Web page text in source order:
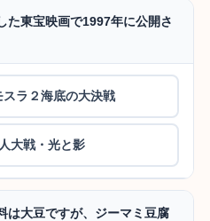
た東宝映画で1997年に公開さ
ラ２海底の大決戦
大戦・光と影
は大豆ですが、ジーマミ豆腐